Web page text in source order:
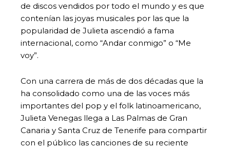
de discos vendidos por todo el mundo y es que
contenían las joyas musicales por las que la
popularidad de Julieta ascendió a fama
internacional, como “Andar conmigo” o “Me
voy”.
Con una carrera de más de dos décadas que la
ha consolidado como una de las voces más
importantes del pop y el folk latinoamericano,
Julieta Venegas llega a Las Palmas de Gran
Canaria y Santa Cruz de Tenerife para compartir
con el público las canciones de su reciente